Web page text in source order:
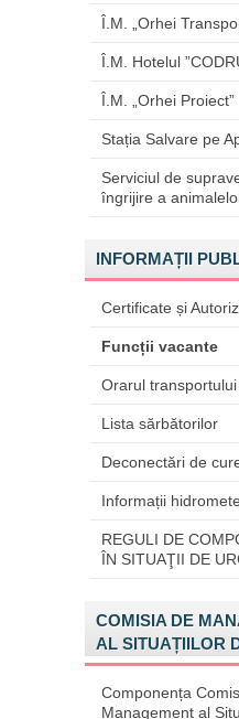
Î.M. „Orhei
Î.M. Hotelul
Î.M. „Orhei Proiect”
Stația Salvare pe
Serviciul de
îngrijire a
INFORMAȚII
Certificate și
Funcții vacante
Orarul
Lista sărbătorilor
Deconectări de
Informații
REGULI DE
ÎN SITUAŢII DE
COMISIA DE
AL SITUAȚIILOR
Componența
Management al